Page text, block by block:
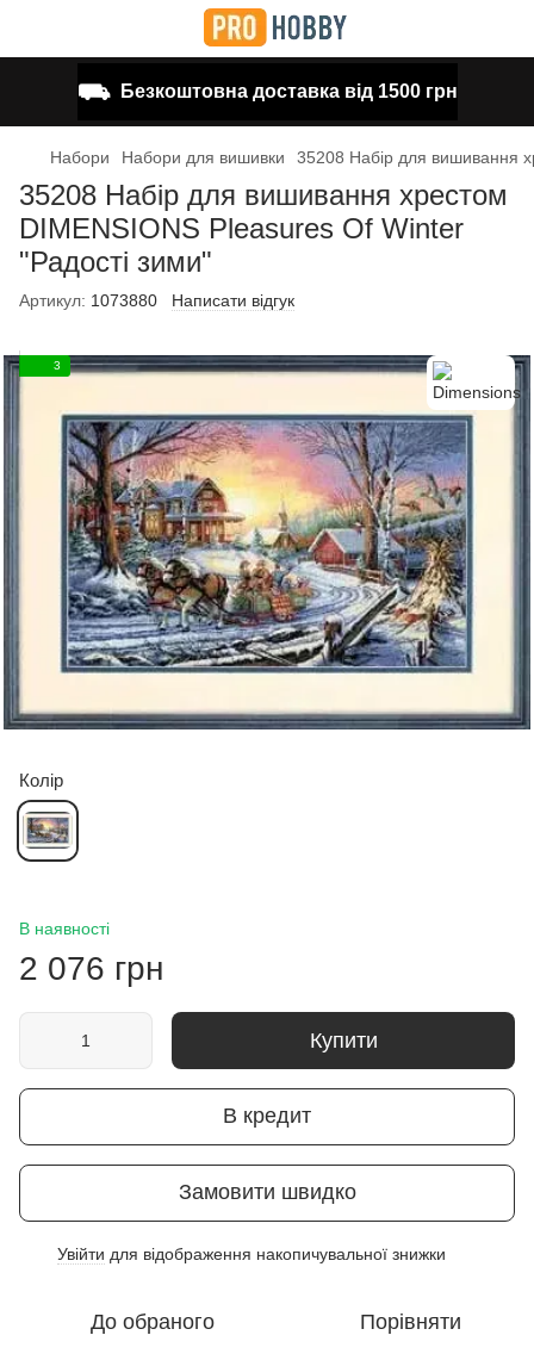
⛟ Безкоштовна доставка від 1500 грн
Набори Набори для вишивки 35208 Набір для вишивання
35208 Набір для вишивання хрестом
DIMENSIONS Pleasures Of Winter
"Радості зими"
Артикул: 1073880 Написати відгук
3
Колір
В наявності
2 076 грн
Купити
В кредит
Замовити швидко
Увійти для відображення накопичувальної знижки
До обраного Порівняти